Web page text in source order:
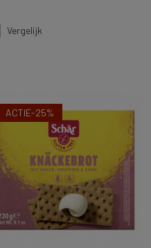
Vergelijk
ACTIE-25%